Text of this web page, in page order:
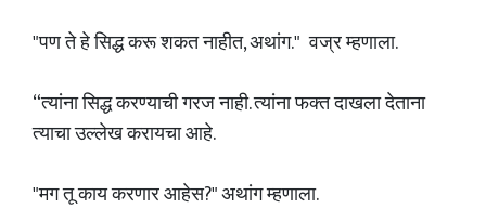
"पण ते हे सिद्ध करू शकत नाहीत, अथांग." वज्र म्हणाला.
“त्यांना सिद्ध करण्याची गरज नाही. त्यांना फक्त दाखला देताना
त्याचा उल्लेख करायचा आहे.
"मग तू काय करणार आहेस?" अथांग म्हणाला.